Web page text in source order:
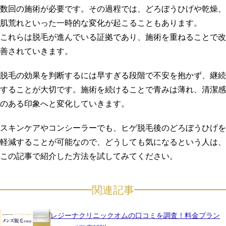
数回の施術が必要です。その過程では、どろぼうひげや乾燥、
肌荒れといった一時的な変化が起こることもあります。
これらは脱毛が進んでいる証拠であり、施術を重ねることで改
善されていきます。
脱毛の効果を判断するには早すぎる段階で不安を抱かず、継続
することが大切です。施術を続けることで青みは薄れ、清潔感
のある印象へと変化していきます。
スキンケアやコンシーラーでも、ヒゲ脱毛後のどろぼうひげを
軽減することが可能なので、どうしても気になるという人は、
この記事で紹介した方法を試してみてください。
関連記事
レジーナクリニックオムの口コミを調査！料金プラン